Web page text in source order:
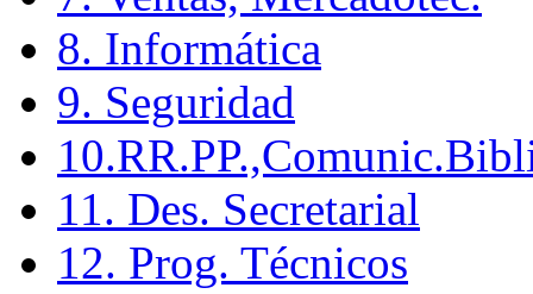
8. Informática
9. Seguridad
11. Des. Secretarial
12. Prog. Técnicos